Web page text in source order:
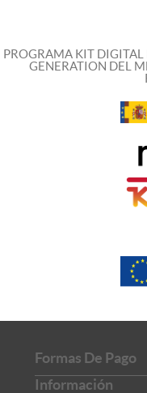
PROGRAMA KIT
GENERATION DEL
Formas De Pago
Información